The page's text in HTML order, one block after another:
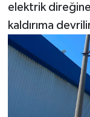
elektrik
kaldırıma